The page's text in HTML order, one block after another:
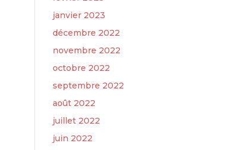
janvier 2023
décembre 2022
novembre 2022
octobre 2022
septembre 2022
août 2022
juillet 2022
juin 2022